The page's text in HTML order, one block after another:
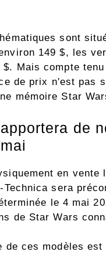
sont
149 $, les
Mais compte
de prix n'est pas
mémoire Star
de
en
sera
le 4 mai
de Star Wars
de ces modèles